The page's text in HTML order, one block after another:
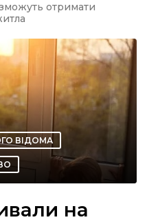
отримати
ВІДОМА
на